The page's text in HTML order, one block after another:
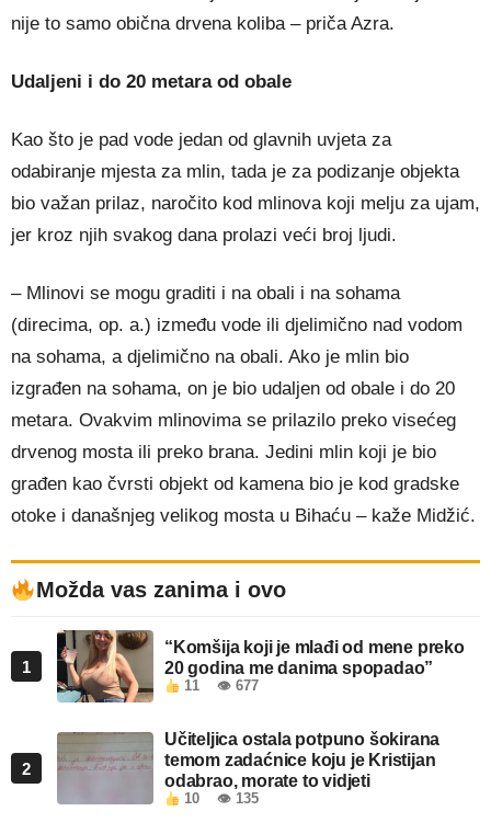
nije to samo obična drvena koliba – priča Azra.
Udaljeni i do 20 metara od obale
Kao što je pad vode jedan od glavnih uvjeta za
odabiranje mjesta za mlin, tada je za podizanje objekta
bio važan prilaz, naročito kod mlinova koji melju za ujam,
jer kroz njih svakog dana prolazi veći broj ljudi.
– Mlinovi se mogu graditi i na obali i na sohama
(direcima, op. a.) između vode ili djelimično nad vodom
na sohama, a djelimično na obali. Ako je mlin bio
izgrađen na sohama, on je bio udaljen od obale i do 20
metara. Ovakvim mlinovima se prilazilo preko visećeg
drvenog mosta ili preko brana. Jedini mlin koji je bio
građen kao čvrsti objekt od kamena bio je kod gradske
otoke i današnjeg velikog mosta u Bihaću – kaže Midžić.
Možda vas zanima i ovo
1
“Komšija koji je mlađi od mene preko
20 godina me danima spopadao”
11 👁 677
2
Učiteljica ostala potpuno šokirana
temom zadaćnice koju je Kristijan
odabrao, morate to vidjeti
10 👁 135